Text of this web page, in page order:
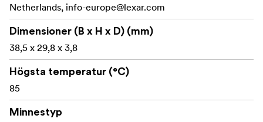
IP5X-klassad för dammskydd
Stöt- / vibrations- / temperatursäker
Slitage-, kompressions- och böjsäker
Limiterad livstidsgaranti
Imponerande Pro-prestandaPCIe 4.0-teknik ger max
läshastigheter på 3600 MB/s och max skrivhastigheter
Netherlands, info-europe@lexar.com
Dimensioner (B x H x D) (mm)
38,5 x 29,8 x 3,8
Högsta temperatur (°C)
85
Minnestyp